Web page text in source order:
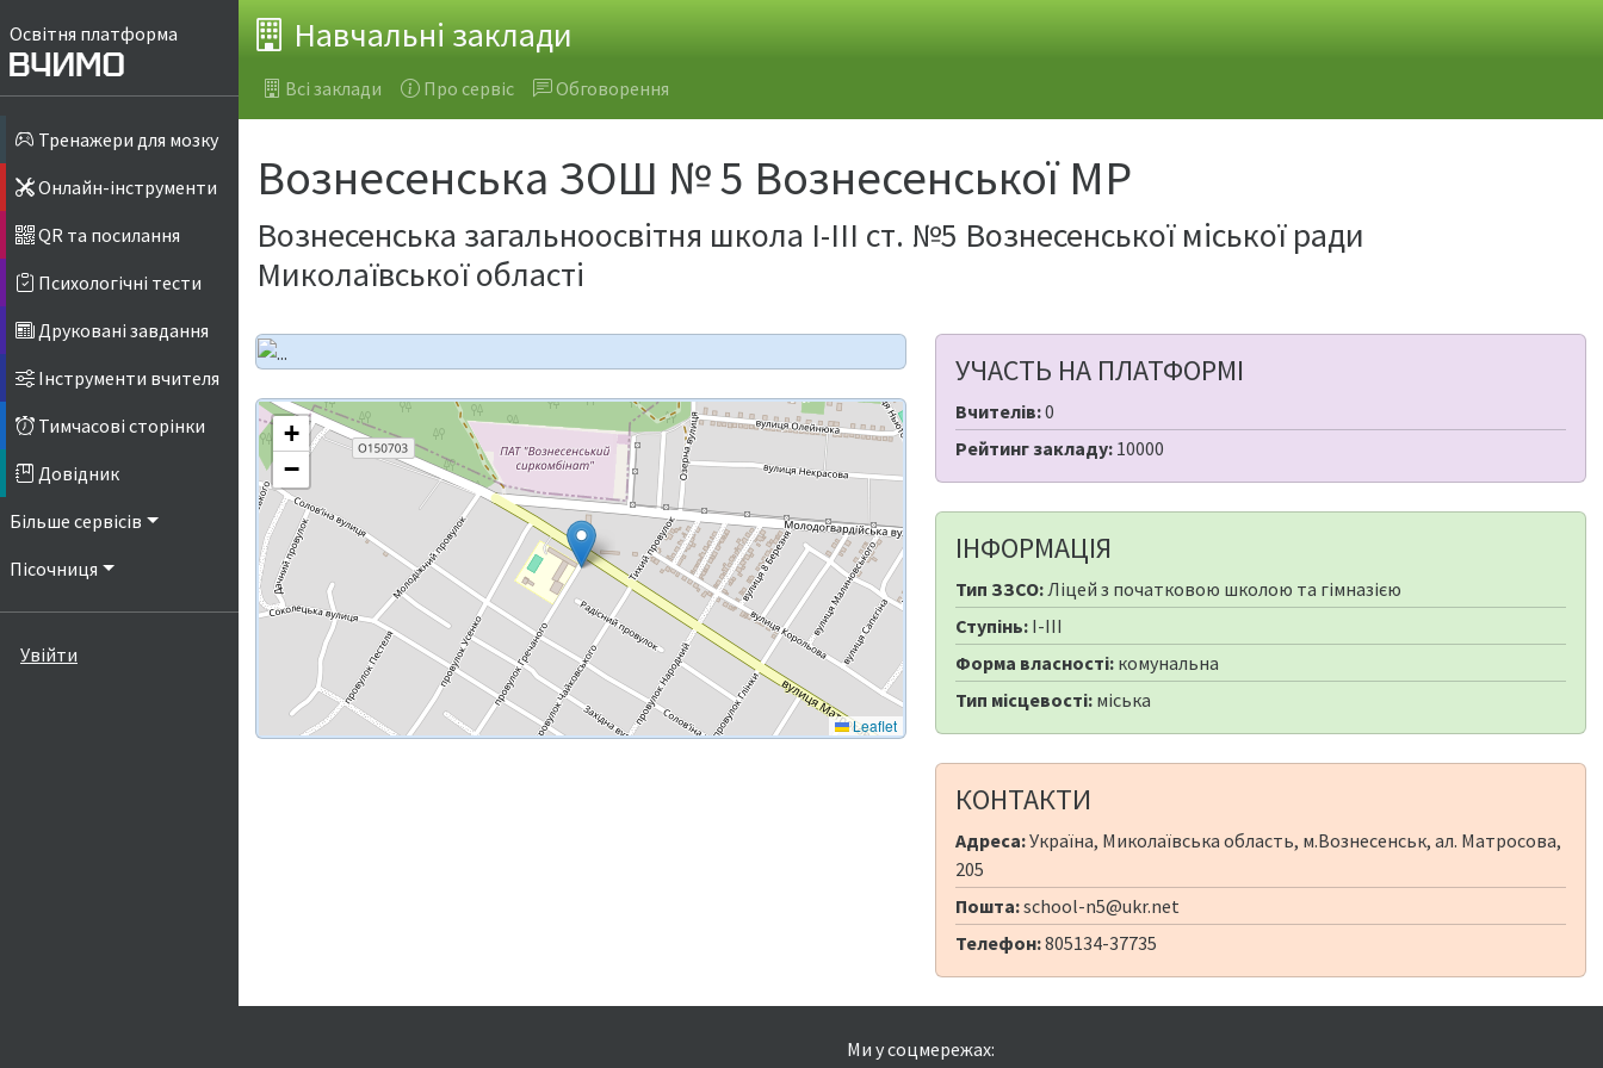
Освітня платформа
Тренажери для мозку
Онлайн-інструменти
QR та посилання
Психологічні тести
Друковані завдання
Інструменти вчителя
Тимчасові сторінки
Довідник
Більше сервісів
Пісочниця
Увійти
Навчальні заклади
Всі заклади Про сервіс Обговорення
Вознесенська ЗОШ № 5 Вознесенської МР
Вознесенська загальноосвітня школа І-ІІІ ст. №5 Вознесенської міської ради
Миколаївської області
+
−
Leaflet
УЧАСТЬ НА ПЛАТФОРМІ
Вчителів:0
Рейтинг закладу: 10000
ІНФОРМАЦІЯ
Тип ЗЗСО:Ліцей з початковою школою та гімназією
Ступінь: I-III
Форма власності: комунальна
Тип місцевості: міська
КОНТАКТИ
Адреса:Україна, Миколаївська область, м.Вознесенськ, ал. Матросова,
205
Пошта:school-n5@ukr.net
Телефон:805134-37735
Ми у соцмережах: